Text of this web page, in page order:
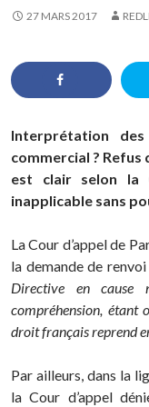
27 MARS 2017
Interprétation
commercial ?
est clair selon la
inapplicable sans
La Cour d’appel de
la demande de
Directive en cause
compréhension, étant
droit français reprend
Par ailleurs, dans la
la Cour d’appel